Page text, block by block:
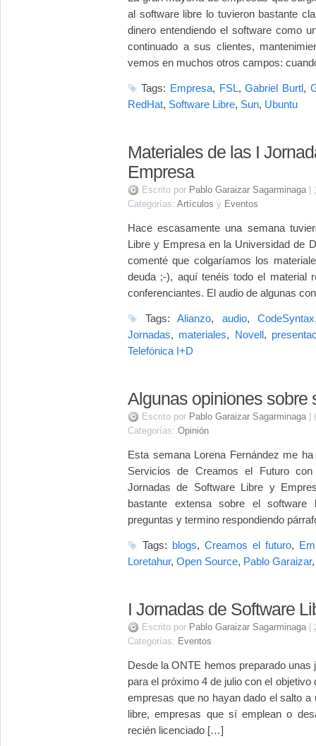
al software libre lo tuvieron bastante
dinero entendiendo el software como
continuado a sus clientes,
vemos en muchos otros campos:
Tags: Empresa, FSL,Gabriel Burtl,
RedHat, Software Libre, Sun, Ubuntu
Materiales de las I
Empresa
Escrito por Pablo Garaizar Sagarminaga
Categorías: Artículos y Eventos
Hace escasamente una semana
Libre y Empresa en la Universidad de
comenté que colgaríamos los
deuda ;-), aquí tenéis todo el material
conferenciantes. El audio de algunas
Tags:Alianzo, audio, CodeSyntax
Jornadas, materiales, Novell,
Telefónica I+D
Algunas opiniones sobre
Escrito por Pablo Garaizar Sagarminaga
Categorías: Opinión
Esta semana Lorena Fernández me
Servicios de Creamos el Futuro
Jornadas de Software Libre y
bastante extensa sobre el
preguntas y termino respondiendo
Tags: blogs, Creamos el futuro,
Loretahur, Open Source, Pablo Garaizar
I Jornadas de Software
Escrito por Pablo Garaizar Sagarminaga
Categorías: Eventos
Desde la ONTE hemos preparado
para el próximo 4 de julio con el
empresas que no hayan dado el salto
libre, empresas que sí emplean o
recién licenciado […]